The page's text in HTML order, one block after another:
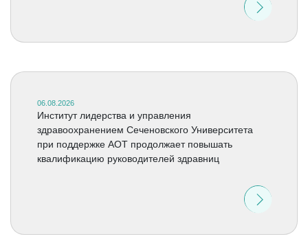
06.08.2026
Институт лидерства и управления
здравоохранением Сеченовского Университета
при поддержке АОТ продолжает повышать
квалификацию руководителей здравниц